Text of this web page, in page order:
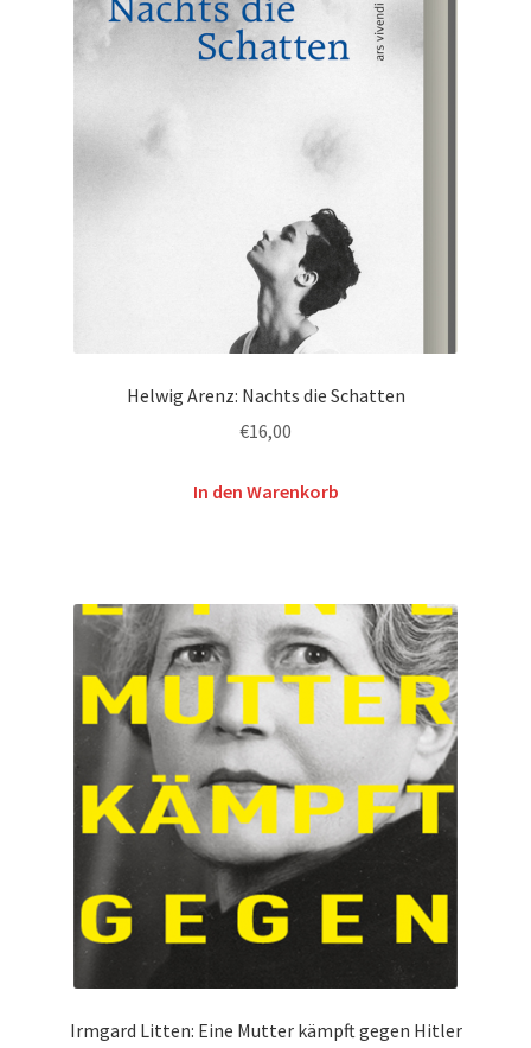
Helwig Arenz: Nachts die Schatten
€16,00
In den Warenkorb
Irmgard Litten: Eine Mutter kämpft gegen Hitler